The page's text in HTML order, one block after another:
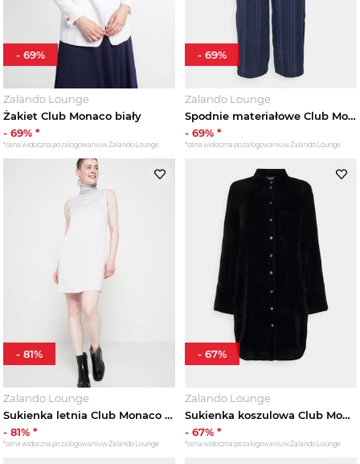
Zalando Lounge
Żakiet Club Monaco biały
- 69% *
*cena widoczna po zalogowaniu w Zalando Lounge
- 69%
Zalando Lounge
Spodnie materiałowe Club Monaco granatowy
- 69% *
*cena widoczna po zalogowaniu w Zalando Lounge
- 69%
Zalando Lounge
Sukienka letnia Club Monaco szary
- 81% *
*cena widoczna po zalogowaniu w Zalando Lounge
- 81%
Zalando Lounge
Sukienka koszulowa Club Monaco czarny
- 67% *
*cena widoczna po zalogowaniu w Zalando Lounge
- 67%